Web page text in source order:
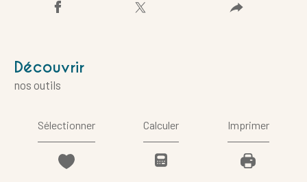
découvrir
nos outils
Sélectionner Calculer Imprimer